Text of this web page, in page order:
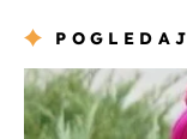
POGLEDAJ